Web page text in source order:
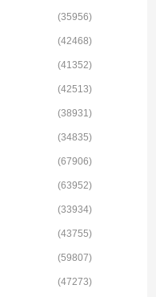
(35956)
(42468)
(41352)
(42513)
(38931)
(34835)
(67906)
(63952)
(33934)
(43755)
(59807)
(47273)